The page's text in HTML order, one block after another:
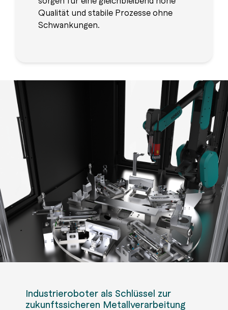
Qualität und stabile Prozesse ohne
Schwankungen.
Industrieroboter als Schlüssel zur
zukunftssicheren Metallverarbeitung